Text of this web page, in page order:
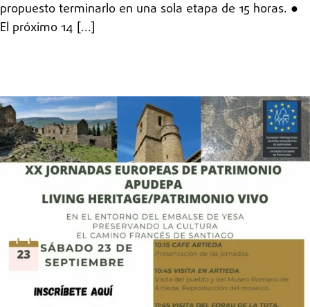
propuesto terminarlo en una sola etapa de 15 horas. ●
El próximo 14 [...]